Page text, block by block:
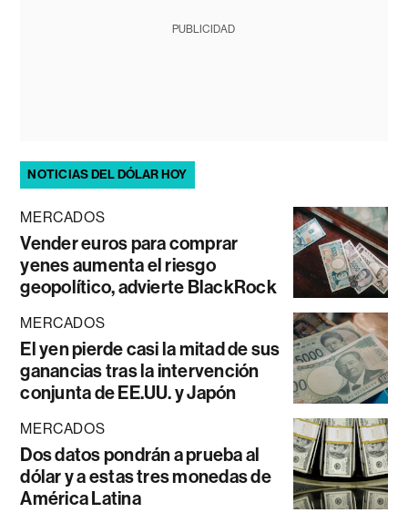
PUBLICIDAD
NOTICIAS DEL DÓLAR HOY
MERCADOS
Vender euros para comprar
yenes aumenta el riesgo
geopolítico, advierte BlackRock
MERCADOS
El yen pierde casi la mitad de sus
ganancias tras la intervención
conjunta de EE.UU. y Japón
MERCADOS
Dos datos pondrán a prueba al
dólar y a estas tres monedas de
América Latina